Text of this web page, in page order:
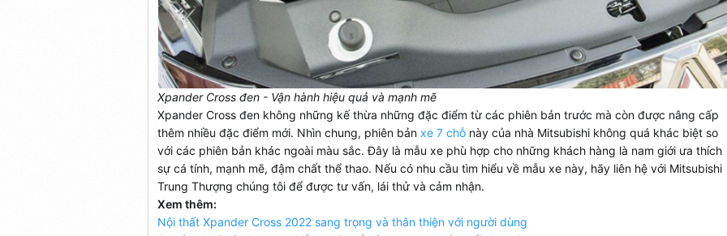
Xpander Cross đen - Vận hành hiệu quả và mạnh mẽ
Xpander Cross đen không những kế thừa những đặc điểm từ các phiên bản trước mà còn được nâng cấp
thêm nhiều đặc điểm mới. Nhìn chung, phiên bản xe 7 chỗnày của nhà Mitsubishi không quá khác biệt so
với các phiên bản khác ngoài màu sắc. Đây là mẫu xe phù hợp cho những khách hàng là nam giới ưa thích
sự cá tính, mạnh mẽ, đậm chất thể thao. Nếu có nhu cầu tìm hiểu về mẫu xe này, hãy liên hệ với Mitsubishi
Trung Thượng chúng tôi để được tư vấn, lái thử và cảm nhận.
Xem thêm:
Nội thất Xpander Cross 2022 sang trọng và thân thiện với người dùng